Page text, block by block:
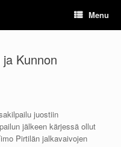
Menu
Kunnon
juostiin
jälkeen kärjessä ollut
Pirtilän jalkavaivojen